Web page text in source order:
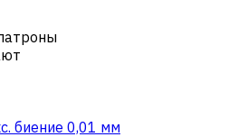
биение 0,01 мм